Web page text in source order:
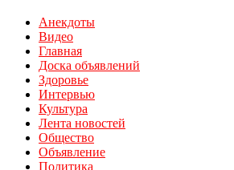
Анекдоты
Видео
Главная
Доска объявлений
Здоровье
Интервью
Культура
Лента новостей
Общество
Объявление
Политика